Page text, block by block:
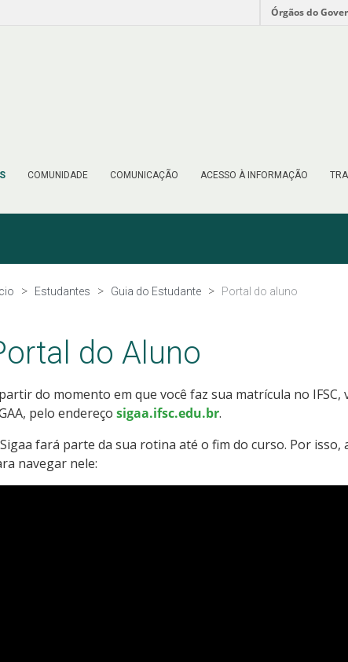
Órgãos do
COMUNIDADE COMUNICAÇÃO ACESSO À INFORMAÇÃO
Estudantes Guia do Estudante Portal do aluno
do Aluno
do momento em que você faz sua matrícula no
pelo endereço sigaa.ifsc.edu.br.
fará parte da sua rotina até o fim do curso. Por
navegar nele: